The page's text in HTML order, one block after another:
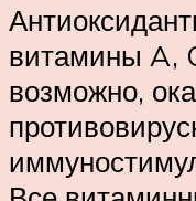
витамины A,
возможно,